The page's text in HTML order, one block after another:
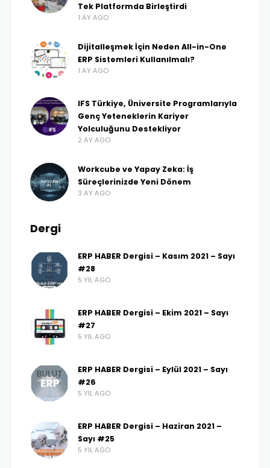
Tek Platformda Birleştirdi
1 AY AGO
Dijitalleşmek İçin Neden All-in-One
ERP Sistemleri Kullanılmalı?
1 AY AGO
IFS Türkiye, Üniversite Programlarıyla
Genç Yeteneklerin Kariyer
Yolculuğunu Destekliyor
2 AY AGO
Workcube ve Yapay Zeka: İş
Süreçlerinizde Yeni Dönem
3 AY AGO
Dergi
ERP HABER Dergisi – Kasım 2021 – Sayı
#28
5 YIL AGO
ERP HABER Dergisi – Ekim 2021 – Sayı
#27
5 YIL AGO
ERP HABER Dergisi – Eylül 2021 – Sayı
#26
5 YIL AGO
ERP HABER Dergisi – Haziran 2021 –
Sayı #25
5 YIL AGO